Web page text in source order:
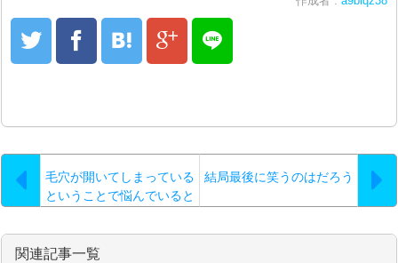
毛穴が開いてしまっている
ということで悩んでいると
結局最後に笑うのはだろう
関連記事一覧